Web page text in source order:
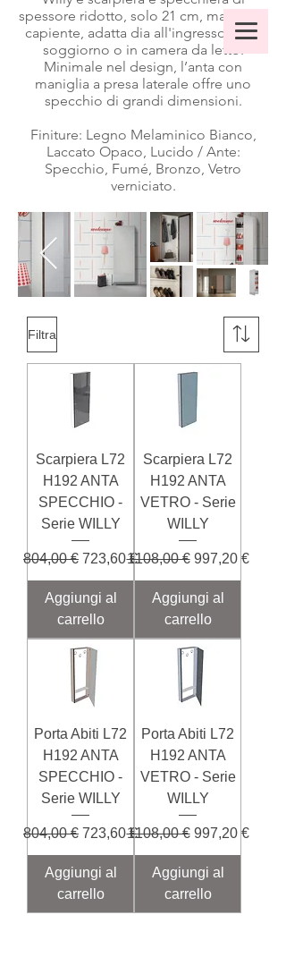
spessore ridotto, solo 21 cm, ma molto
capiente, adatta dia all'ingresso sia in
soggiorno o in camera da letto.
Minimale nel design, l’anta con
maniglia a presa laterale offre uno
specchio di grandi dimensioni.
Finiture: Legno Melaminico Bianco,
Laccato Opaco, Lucido / Ante:
Specchio, Fumé, Bronzo, Vetro
verniciato.
Filtra
Scarpiera L72
H192 ANTA
SPECCHIO -
Serie WILLY
Prezzo regolare
804,00 € Prezzo scontato
723,60 €
Aggiungi al
carrello
Scarpiera L72
H192 ANTA
VETRO - Serie
WILLY
Prezzo regolare
1108,00 € Prezzo scontato
997,20 €
Aggiungi al
carrello
Porta Abiti L72
H192 ANTA
SPECCHIO -
Serie WILLY
Prezzo regolare
804,00 € Prezzo scontato
723,60 €
Aggiungi al
carrello
Porta Abiti L72
H192 ANTA
VETRO - Serie
WILLY
Prezzo regolare
1108,00 € Prezzo scontato
997,20 €
Aggiungi al
carrello